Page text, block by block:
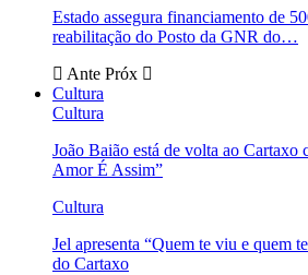
Estado assegura financiamento de
reabilitação do Posto da GNR do…
Ante Próx
Cultura
Cultura
João Baião está de volta ao Cartaxo
Amor É Assim”
Cultura
Jel apresenta “Quem te viu e quem
do Cartaxo